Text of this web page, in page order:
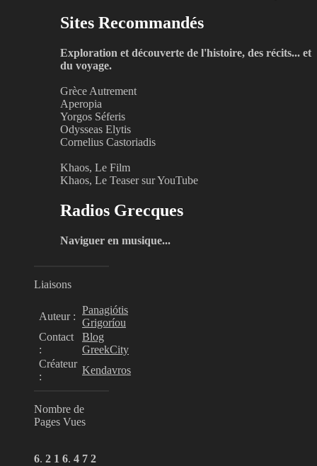
Sites Recommandés
Exploration et découverte de l'histoire, des récits... et
du voyage.
Grèce Autrement
Aperopia
Yorgos Séferis
Odysseas Elytis
Cornelius Castoriadis
Khaos, Le Film
Khaos, Le Teaser sur YouTube
Radios Grecques
Naviguer en musique...
Liaisons
Auteur :
Panagiótis
Grigoríou
Contact
:
Blog
GreekCity
Créateur
:
Kendavros
Nombre de
Pages Vues
6. 2 1 6. 4 7 2